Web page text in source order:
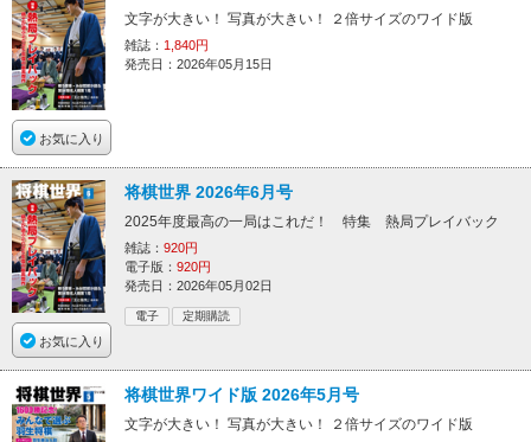
お気に入り
文字が大きい！ 写真が大きい！ ２倍サイズのワイド版
雑誌： 1,840円
発売日：2026年05月15日
お気に入り
将棋世界 2026年6月号
2025年度最高の一局はこれだ！ 特集 熱局プレイバック
雑誌： 920円
電子版： 920円
発売日：2026年05月02日
電子 定期購読
将棋世界ワイド版 2026年5月号
文字が大きい！ 写真が大きい！ ２倍サイズのワイド版